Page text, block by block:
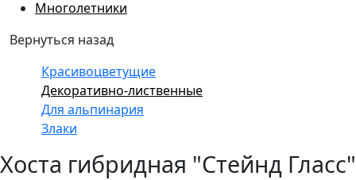
Многолетники
Вернуться назад
Красивоцветущие
Декоративно-лиственные
Для альпинария
Злаки
Хоста гибридная "Стейнд Гласс"